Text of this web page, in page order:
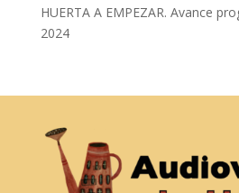
HUERTA A EMPEZAR. Avance
2024